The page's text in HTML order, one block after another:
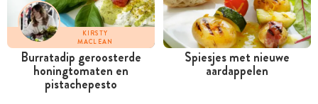
KIRSTY
MACLEAN
Burratadip geroosterde
honingtomaten en
pistachepesto
Spiesjes met nieuwe
aardappelen